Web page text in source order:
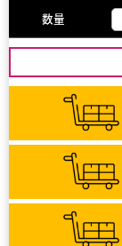
数量